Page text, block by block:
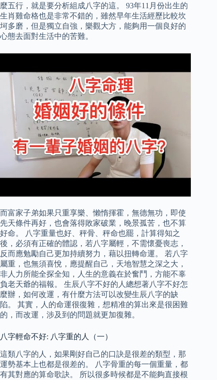
麼五行，就是要分析組成八字的這。 93年11月份出生的
生肖雞命格也是非常不錯的，雖然早年生活經歷比較坎
坷多磨，但是獨立自強，樂觀大方，能夠用一個良好的
心態去面對生活中的苦難。
而富家子弟如果只重享樂、懶惰揮霍，無德無功，即使
先天條件再好，也會落得敗家破業，晚景孤苦，也不算
好命。 八字重量也好、秤骨、秤命也罷，計算得知之
後，必須有正確的體認，若八字屬輕，不需懷憂喪志，
反而應勉勵自己更加持續努力，藉以扭轉命運。 若八字
屬重，也無須喜悅，應提醒自己，天地智慧之深之大，
非人力所能全探全知，人生的意義在於奮鬥，方能不辜
負老天爺的福報。 生辰八字不好的人總想著八字不好怎
麼辦，如何改運，有什麼方法可以改變生辰八字的缺
陷。 其實，人的命運很復雜，想精准的算出來是很困難
的，而改運，涉及到的問題就更加復雜。
八字輕命不好: 八字重的人（一）
這類八字的人，如果剛好自己的口訣是很差的類型，那
運勢基本上也都是很差的。 八字骨重的每一個重量，都
有其對應的算命歌訣。 所以很多時候都是不能夠直接根